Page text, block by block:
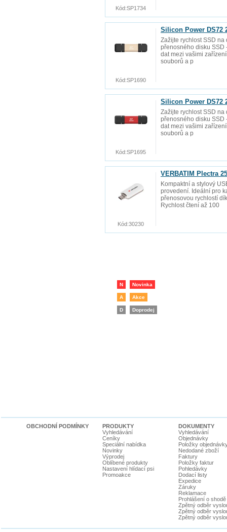
Kód:SP1734
Silicon Power DS72
Zažijte rychlost SSD
přenosného disku SSD
dat mezi vašimi
souborů a p
Kód:SP1690
Silicon Power DS72
Zažijte rychlost SSD
přenosného disku SSD
dat mezi vašimi
souborů a p
Kód:SP1695
VERBATIM Plectra
Kompaktní a stylový
provedení. Ideální pro
přenosovou rychlostí
Rychlost čtení až 100
Kód:30230
N Novinka
A Akce
D Doprodej
OBCHODNÍ PODMÍNKY
PRODUKTY
Vyhledávání
Ceníky
Speciální nabídka
Novinky
Výprodej
Oblíbené produkty
Nastavení hlídací psi
Promoakce
DOKUMENTY
Vyhledávání
Objednávky
Položky
Nedodané zboží
Faktury
Položky faktur
Pohledávky
Dodací listy
Expedice
Záruky
Reklamace
Prohlášení o shodě
Zpětný odběr
Zpětný odběr
Zpětný odběr